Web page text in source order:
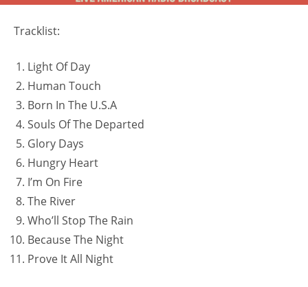
Tracklist:
Light Of Day
Human Touch
Born In The U.S.A
Souls Of The Departed
Glory Days
Hungry Heart
I’m On Fire
The River
Who’ll Stop The Rain
Because The Night
Prove It All Night